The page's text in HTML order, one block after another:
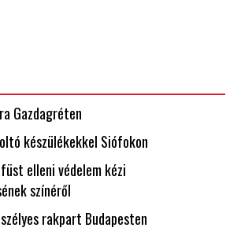
Gazdagréten
készülékekkel Siófokon
elleni védelem kézi
színéről
rakpart Budapesten